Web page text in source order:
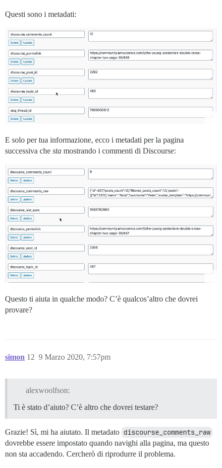
Questi sono i metadati:
E solo per tua informazione, ecco i metadati per la pagina
successiva che sta mostrando i commenti di Discourse:
Questo ti aiuta in qualche modo? C’è qualcos’altro che dovrei
provare?
simon 9 Marzo 2020, 7:57pm
12
alexwoolfson:
Ti è stato d’aiuto? C’è altro che dovrei testare?
Grazie! Sì, mi ha aiutato. Il metadato discourse_comments_raw
dovrebbe essere impostato quando navighi alla pagina, ma questo
non sta accadendo. Cercherò di riprodurre il problema.